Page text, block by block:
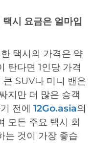
시 요금은 얼마입
택시의 가격은 약
탄다면 1인당 가격
SUV나 미니 밴은
지만 더 많은 승객
전에 12Go.asia의
모든 주요 택시 회
는 것이 가장 좋습